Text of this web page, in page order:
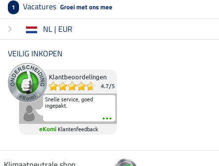
1 Vacatures Groei met ons mee
NL | EUR
VEILIG INKOPEN
Klantbeoordelingen
4.7/5
Snelle service, goed
ingepakt.
eKomi Klantenfeedback